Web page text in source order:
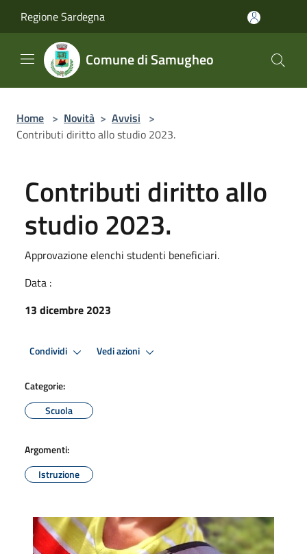
Regione Sardegna
Comune di Samugheo
Home > Novità > Avvisi >
Contributi diritto allo studio 2023.
Contributi diritto allo
studio 2023.
Approvazione elenchi studenti beneficiari.
Data :
13 dicembre 2023
Condividi Vedi azioni
Categorie:
Scuola
Argomenti:
Istruzione